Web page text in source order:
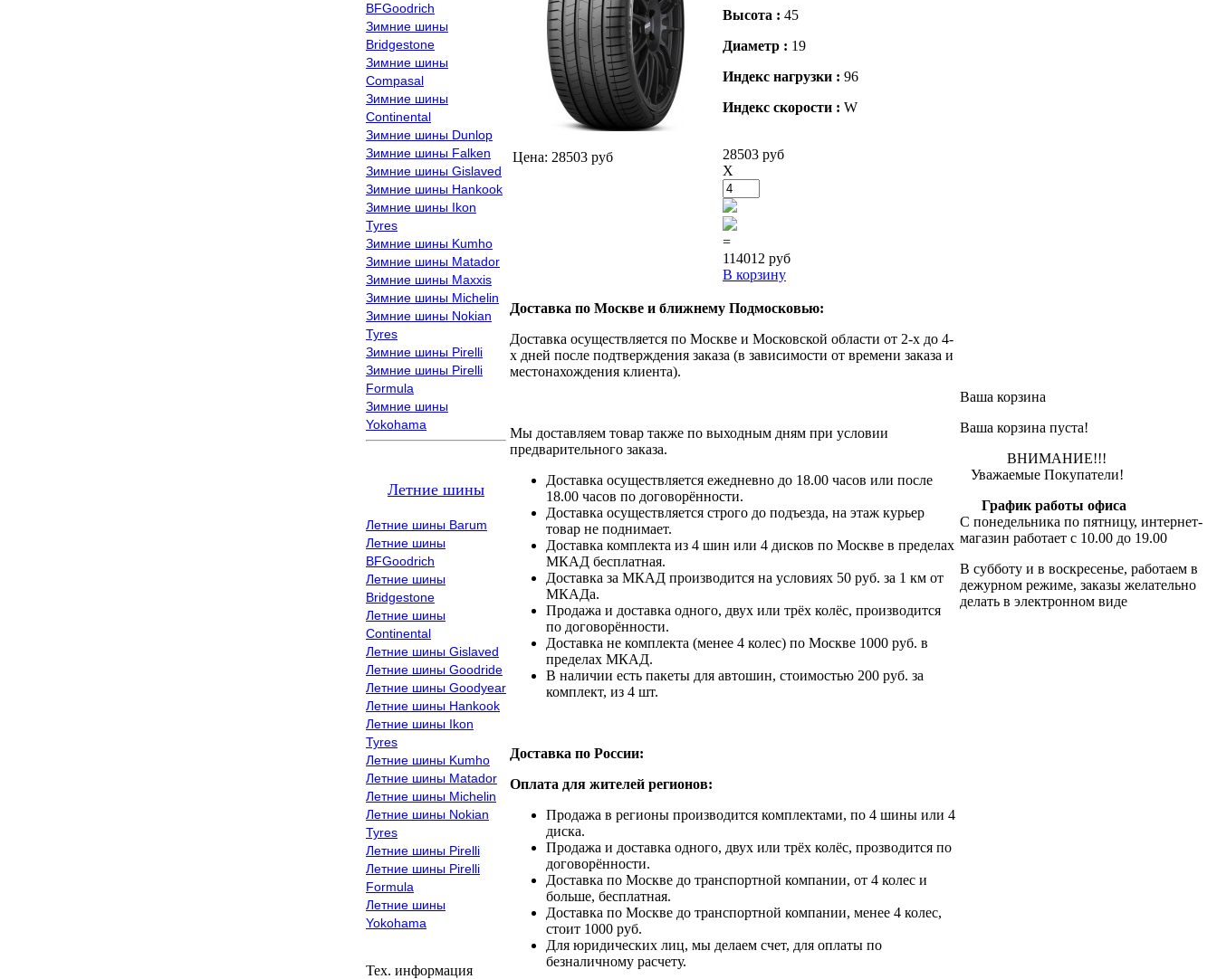
BFGoodrich
Зимние шины
Bridgestone
Зимние шины
Compasal
Зимние шины
Continental
Зимние шины Dunlop
Зимние шины Falken
Зимние шины Gislaved
Зимние шины Hankook
Зимние шины Ikon
Tyres
Зимние шины Kumho
Зимние шины Matador
Зимние шины Maxxis
Зимние шины Michelin
Зимние шины Nokian
Tyres
Зимние шины Pirelli
Зимние шины Pirelli
Formula
Зимние шины
Yokohama
Летние шины
Летние шины Barum
Летние шины
BFGoodrich
Летние шины
Bridgestone
Летние шины
Continental
Летние шины Gislaved
Летние шины Goodride
Летние шины Goodyear
Летние шины Hankook
Летние шины Ikon
Tyres
Летние шины Kumho
Летние шины Matador
Летние шины Michelin
Летние шины Nokian
Tyres
Летние шины Pirelli
Летние шины Pirelli
Formula
Летние шины
Yokohama
Тех. информация
Цена: 28503 руб
Высота : 45
Диаметр : 19
Индекс нагрузки : 96
Индекс скорости : W
28503 руб
X
=
114012 руб
В корзину
Доставка по Москве и ближнему Подмосковью:
Доставка осуществляется по Москве и Московской области от 2-х до 4-
х дней после подтверждения заказа (в зависимости от времени заказа и
местонахождения клиента).
Мы доставляем товар также по выходным дням при условии
предварительного заказа.
Доставка осуществляется ежедневно до 18.00 часов или после
18.00 часов по договорённости.
Доставка осуществляется строго до подъезда, на этаж курьер
товар не поднимает.
Доставка комплекта из 4 шин или 4 дисков по Москве в пределах
МКАД бесплатная.
Доставка за МКАД производится на условиях 50 руб. за 1 км от
МКАДа.
Продажа и доставка одного, двух или трёх колёс, производится
по договорённости.
Доставка не комплекта (менее 4 колес) по Москве 1000 руб. в
пределах МКАД.
В наличии есть пакеты для автошин, стоимостью 200 руб. за
комплект, из 4 шт.
Доставка по России:
Оплата для жителей регионов:
Продажа в регионы производится комплектами, по 4 шины или 4
диска.
Продажа и доставка одного, двух или трёх колёс, прозводится по
договорённости.
Доставка по Москве до транспортной компании, от 4 колес и
больше, бесплатная.
Доставка по Москве до транспортной компании, менее 4 колес,
стоит 1000 руб.
Для юридических лиц, мы делаем счет, для оплаты по
безналичному расчету.
Ваша корзина
Ваша корзина пуста!
ВНИМАНИЕ!!!
Уважаемые Покупатели!
График работы офиса
С понедельника по пятницу, интернет-
магазин работает с 10.00 до 19.00
В субботу и в воскресенье, работаем в
дежурном режиме, заказы желательно
делать в электронном виде